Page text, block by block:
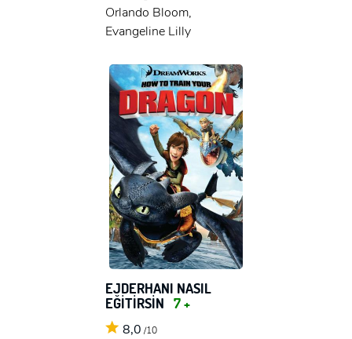
Orlando Bloom,
Evangeline Lilly
EJDERHANI NASIL
EĞİTİRSİN 7 +
8,0 /10